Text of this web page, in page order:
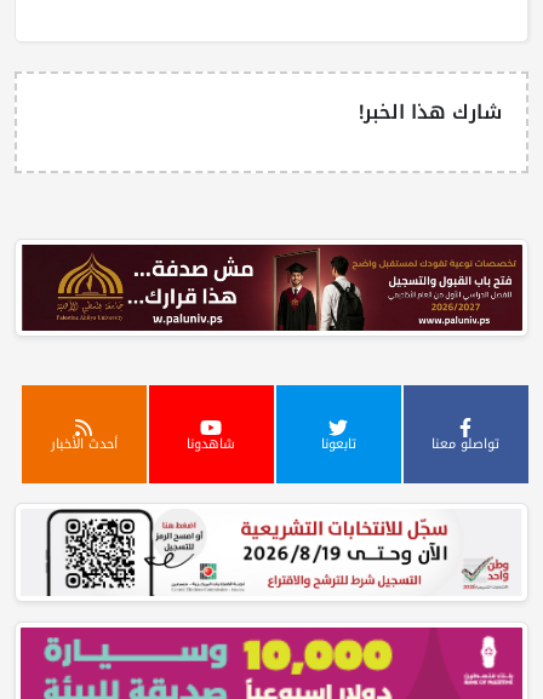
شارك هذا الخبر!
تواصلو معنا تابعونا شاهدونا أحدث الأخبار